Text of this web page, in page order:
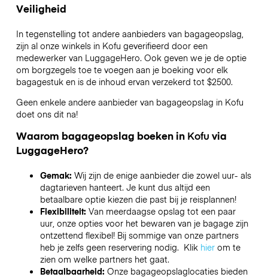
Veiligheid
In tegenstelling tot andere aanbieders van bagageopslag,
zijn al onze winkels in Kofu geverifieerd door een
medewerker van LuggageHero. Ook geven we je de optie
om borgzegels toe te voegen aan je boeking voor elk
bagagestuk en is de inhoud ervan verzekerd tot $2500.
Geen enkele andere aanbieder van bagageopslag in Kofu
doet ons dit na!
Waarom bagageopslag boeken in Kofu via
LuggageHero?
Gemak: Wij zijn de enige aanbieder die zowel uur- als
dagtarieven hanteert. Je kunt dus altijd een
betaalbare optie kiezen die past bij je reisplannen!
Flexibiliteit: Van meerdaagse opslag tot een paar
uur, onze opties voor het bewaren van je bagage zijn
ontzettend flexibel! Bij sommige van onze partners
heb je zelfs geen reservering nodig. Klik hierom te
zien om welke partners het gaat.
Betaalbaarheid: Onze bagageopslaglocaties bieden